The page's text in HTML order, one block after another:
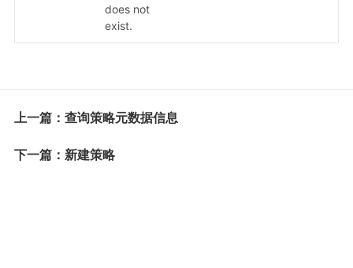
does not
exist.
上一篇：查询策略元数据信息
下一篇：新建策略